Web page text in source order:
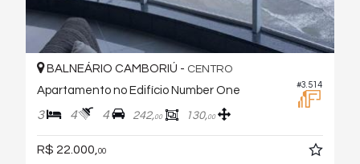
#3.514
BALNEÁRIO CAMBORIÚ - CENTRO
Apartamento no Edifício Number One
3 4 4 242,00 130,00
R$ 22.000, 00